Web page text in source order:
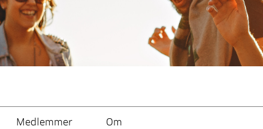
Medlemmer Om